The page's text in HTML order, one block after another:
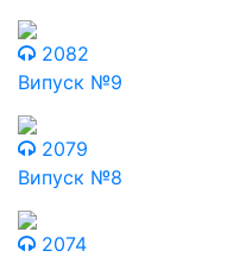
2082
Випуск №9
2079
Випуск №8
2074